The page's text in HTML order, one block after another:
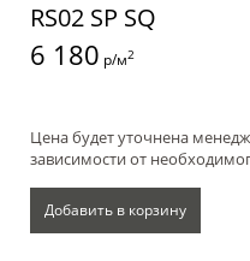
RS02 SP SQ
6 180 р/м2
Цена будет уточнена
зависимости от
Добавить в корзину